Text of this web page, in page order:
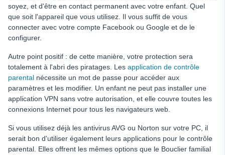
soyez, et d'être en contact permanent avec votre enfant. Quel
que soit l'appareil que vous utilisez. Il vous suffit de vous
connecter avec votre compte Facebook ou Google et de le
configurer.
Autre point positif : de cette manière, votre protection sera
totalement à l'abri des piratages. Les application de contrôle
parental nécessite un mot de passe pour accéder aux
paramètres et les modifier. Un enfant ne peut pas installer une
application VPN sans votre autorisation, et elle couvre toutes les
connexions Internet pour tous les navigateurs web.
Si vous utilisez déjà les antivirus AVG ou Norton sur votre PC, il
serait bon d'utiliser également leurs applications pour le contrôle
parental. Elles offrent les mêmes options que le Bouclier familial